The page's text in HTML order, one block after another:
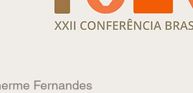
Fernandes